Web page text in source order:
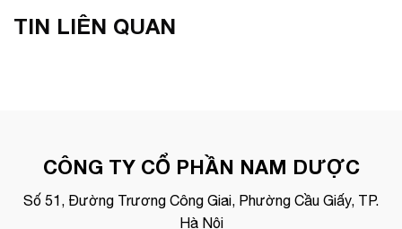
TIN LIÊN QUAN
CÔNG TY CỔ PHẦN NAM DƯỢC
Số 51, Đường Trương Công Giai, Phường Cầu Giấy, TP.
Hà Nội